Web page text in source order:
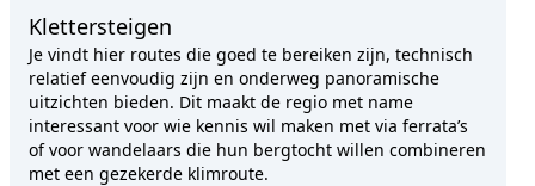
Klettersteigen
Je vindt hier routes die goed te bereiken zijn, technisch
relatief eenvoudig zijn en onderweg panoramische
uitzichten bieden. Dit maakt de regio met name
interessant voor wie kennis wil maken met via ferrata’s
of voor wandelaars die hun bergtocht willen combineren
met een gezekerde klimroute.